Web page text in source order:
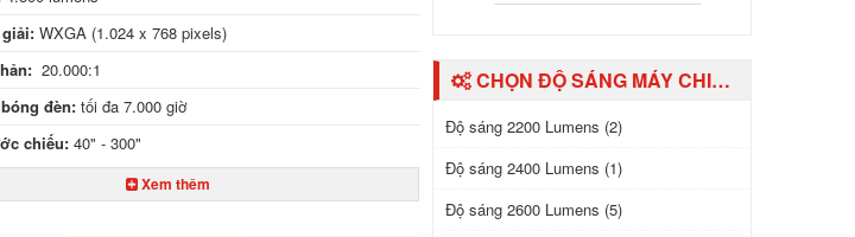
WXGA (1.024 x 768 pixels)
20.000:1
đèn:tối đa 7.000 giờ
chiếu:40" - 300"
HDMI, S-Video, Audio, RGB, RJ-45
đặc biệt:
Xem thêm
CHỌN ĐỘ SÁNG MÁY CHIẾU
Độ sáng 2200 Lumens (2)
Độ sáng 2400 Lumens (1)
Độ sáng 2600 Lumens (5)